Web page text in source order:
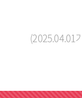
(2025.04.01